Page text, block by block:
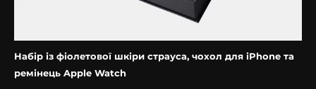
Набір із фіолетової шкіри страуса, чохол для iPhone та
ремінець Apple Watch